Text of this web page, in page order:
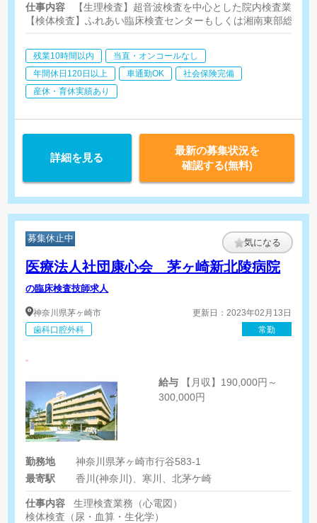
仕事内容
【生理検査】超音波検査を中心とした院内検査業務
【検体検査】ふれあい臨床検査センターもしくは湘南東部総合
残業10時間以内
当直・オンコールなし
年間休日120日以上
車通勤OK
社会保険完備
産休・育休実績あり
詳細を見る
最新の募集状況を
確認する(無料)
募集休止中 気になる
医療法人社団康心会 茅ヶ崎新北陵病院
の臨床検査技師求人
神奈川県茅ヶ崎市
歯科口腔外科
更新日：2023年02月13日
常勤
給与
300,000円
勤務地
神奈川県茅ヶ崎市行谷583-1
最寄駅
香川(神奈川)、寒川、北茅ケ崎
仕事内容
生理検査業務（心電図）
検体検査（尿・血算・生化学）